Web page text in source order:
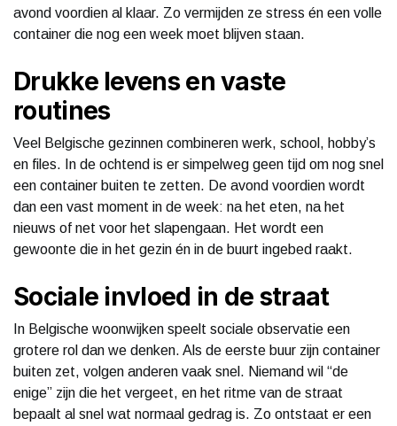
avond voordien al klaar. Zo vermijden ze stress én een volle
container die nog een week moet blijven staan.
Drukke levens en vaste
routines
Veel Belgische gezinnen combineren werk, school, hobby’s
en files. In de ochtend is er simpelweg geen tijd om nog snel
een container buiten te zetten. De avond voordien wordt
dan een vast moment in de week: na het eten, na het
nieuws of net voor het slapengaan. Het wordt een
gewoonte die in het gezin én in de buurt ingebed raakt.
Sociale invloed in de straat
In Belgische woonwijken speelt sociale observatie een
grotere rol dan we denken. Als de eerste buur zijn container
buiten zet, volgen anderen vaak snel. Niemand wil “de
enige” zijn die het vergeet, en het ritme van de straat
bepaalt al snel wat normaal gedrag is. Zo ontstaat er een